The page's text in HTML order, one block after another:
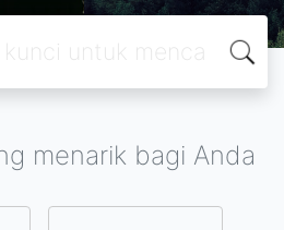
menarik bagi Anda